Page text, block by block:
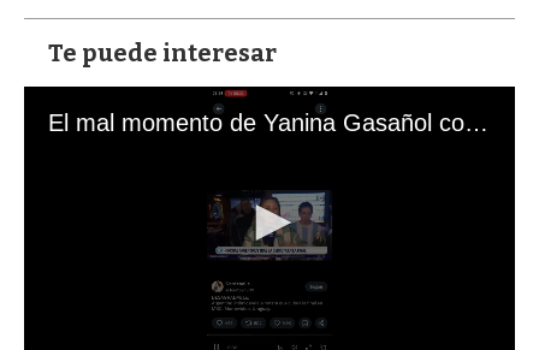
Te puede interesar
El mal momento de Yanina Gasañol con un hincha argentino en "Subrayado"